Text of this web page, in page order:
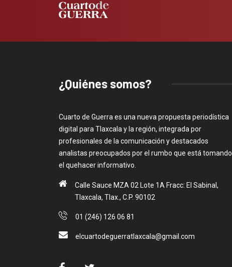
¿Quiénes somos?
Cuarto de Guerra es una nueva propuesta periodística
digital para Tlaxcala y la región, integrada por
profesionales de la comunicación y destacados
analistas preocupados por el rumbo que está tomando
el quehacer informativo.
Calle Sauce MZA 02 Lote 1A Fracc: El Sabinal,
Tlaxcala, Tlax., C.P. 90102
01 (246) 126 06 81
elcuartodeguerratlaxcala@gmail.com